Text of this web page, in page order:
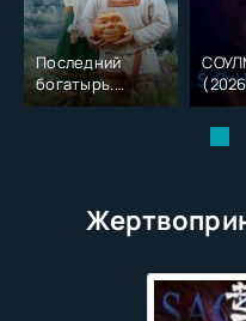
Последний
богатырь.
Колобок (2026)